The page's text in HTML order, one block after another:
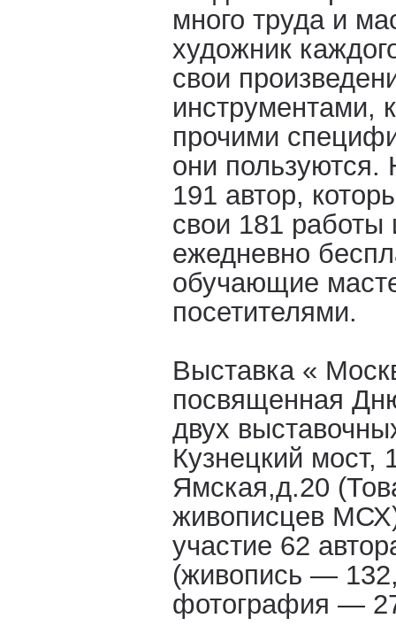
много труда и
художник
свои
инструментами,
прочими
они пользуются.
191 автор,
свои 181 работы
ежедневно
обучающие
посетителями.
Выставка «
посвященная
двух
Кузнецкий мост,
Ямская,д.20
живописцев
участие 62
(живопись —
фотография —